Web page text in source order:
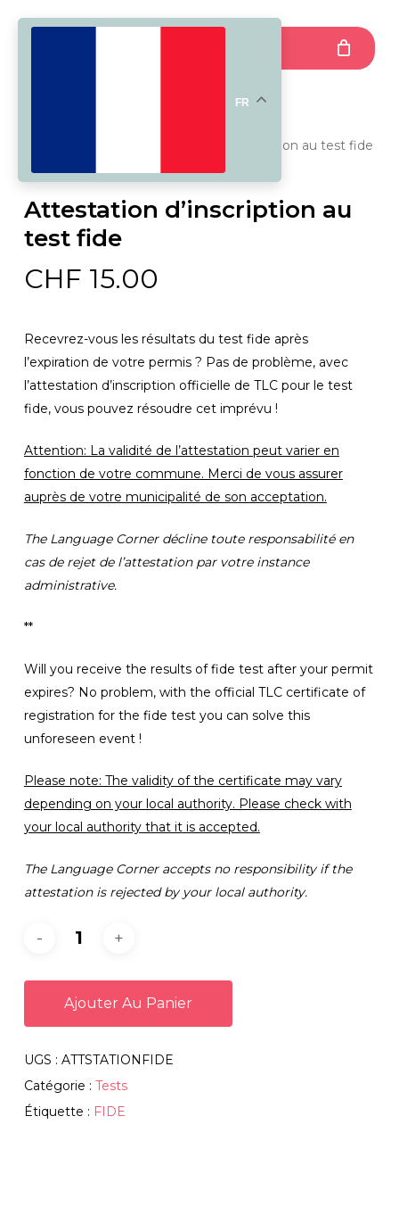
Attestation d’inscription au test fide
Attestation d’inscription au
test fide
CHF 15.00
Recevrez-vous les résultats du test fide après
l’expiration de votre permis ? Pas de problème, avec
l’attestation d’inscription officielle de TLC pour le test
fide, vous pouvez résoudre cet imprévu !
Attention: La validité de l’attestation peut varier en
fonction de votre commune. Merci de vous assurer
auprès de votre municipalité de son acceptation.
The Language Corner décline toute responsabilité en
cas de rejet de l’attestation par votre instance
administrative.
**
Will you receive the results of fide test after your permit
expires? No problem, with the official TLC certificate of
registration for the fide test you can solve this
unforeseen event !
Please note: The validity of the certificate may vary
depending on your local authority. Please check with
your local authority that it is accepted.
The Language Corner accepts no responsibility if the
attestation is rejected by your local authority.
Ajouter Au Panier
UGS : ATTSTATIONFIDE
Catégorie : Tests
Étiquette : FIDE
FR